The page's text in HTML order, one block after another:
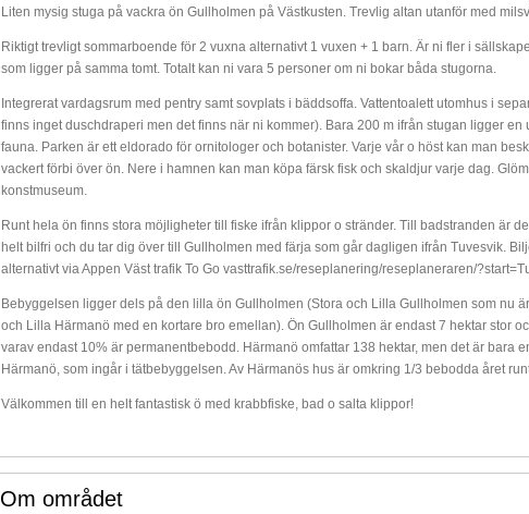
Liten mysig stuga på vackra ön Gullholmen på Västkusten. Trevlig altan utanför med
Riktigt trevligt sommarboende för 2 vuxna alternativt 1 vuxen + 1 barn. Är ni fler i
som ligger på samma tomt. Totalt kan ni vara 5 personer om ni bokar båda stugorna.
Integrerat vardagsrum med pentry samt sovplats i bäddsoffa. Vattentoalett utomhus i
finns inget duschdraperi men det finns när ni kommer). Bara 200 m ifrån stugan ligger
fauna. Parken är ett eldorado för ornitologer och botanister. Varje vår o höst kan man
vackert förbi över ön. Nere i hamnen kan man köpa färsk fisk och skaldjur varje dag.
konstmuseum.
Runt hela ön finns stora möjligheter till fiske ifrån klippor o stränder. Till badstranden är
helt bilfri och du tar dig över till Gullholmen med färja som går dagligen ifrån Tuvesvik.
alternativt via Appen Väst trafik To Go vasttrafik.se/reseplanering/reseplaneraren/
Bebyggelsen ligger dels på den lilla ön Gullholmen (Stora och Lilla Gullholmen som nu
och Lilla Härmanö med en kortare bro emellan). Ön Gullholmen är endast 7 hektar stor
varav endast 10% är permanentbebodd. Härmanö omfattar 138 hektar, men det är bara
Härmanö, som ingår i tätbebyggelsen. Av Härmanös hus är omkring 1/3 bebodda året
Välkommen till en helt fantastisk ö med krabbfiske, bad o salta klippor!
Om området